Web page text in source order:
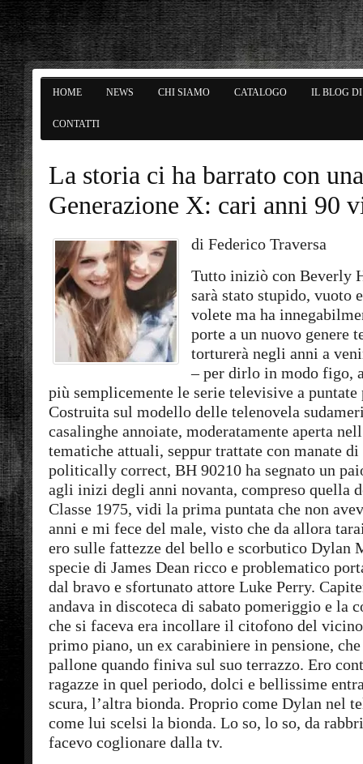
HOME NEWS CHI SIAMO CATALOGO IL BLOG
CONTATTI
La storia ci ha barrato con
Generazione X: cari anni 90
di Federico Traversa
Tutto iniziò con Beverly
sarà stato stupido, vuoto
volete ma ha
porte a un nuovo genere
torturerà negli anni a
– per dirlo in modo figo,
più semplicemente le serie televisive a puntate
Costruita sul modello delle telenovela
casalinghe annoiate, moderatamente aperta
tematiche attuali, seppur trattate con manate
politically correct, BH 90210 ha segnato un
agli inizi degli anni novanta, compreso quella
Classe 1975, vidi la prima puntata che non
anni e mi fece del male, visto che da allora
ero sulle fattezze del bello e scorbutico Dylan
specie di James Dean ricco e problematico
dal bravo e sfortunato attore Luke Perry.
andava in discoteca di sabato pomeriggio e la
che si faceva era incollare il citofono del
primo piano, un ex carabiniere in pensione,
pallone quando finiva sul suo terrazzo. Ero
ragazze in quel periodo, dolci e bellissime
scura, l’altra bionda. Proprio come Dylan nel
come lui scelsi la bionda. Lo so, lo so, da
facevo coglionare dalla tv.